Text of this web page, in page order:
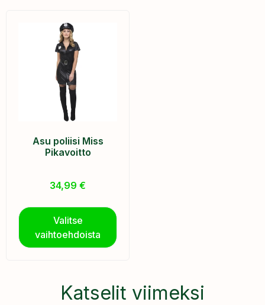
Asu poliisi Miss
Pikavoitto
34,99 €
Valitse
vaihtoehdoista
Katselit viimeksi